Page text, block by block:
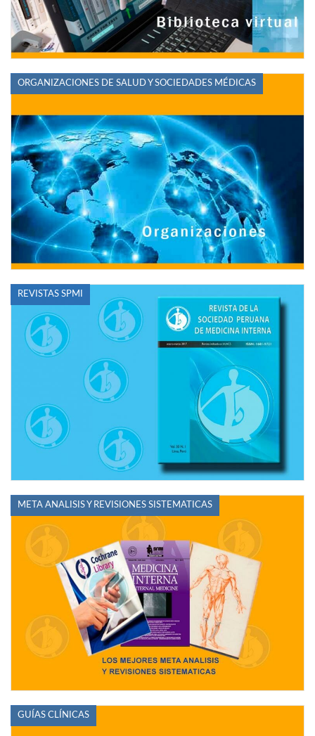
ORGANIZACIONES DE SALUD Y SOCIEDADES MÉDICAS
REVISTAS SPMI
META ANALISIS Y REVISIONES SISTEMATICAS
GUÍAS CLÍNICAS